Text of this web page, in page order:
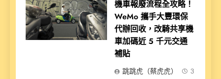
機車報廢流程全攻略！
WeMo 攜手大豐環保
代辦回收，改騎共享機
車加碼近 5 千元交通
補貼
跳跳虎（蔡虎虎）
3